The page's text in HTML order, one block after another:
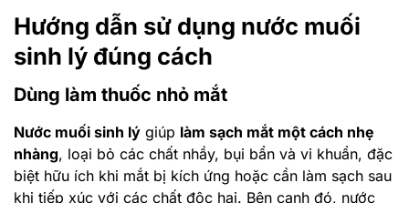
Hướng dẫn sử dụng nước muối
sinh lý đúng cách
Dùng làm thuốc nhỏ mắt
Nước muối sinh lý giúp làm sạch mắt một cách nhẹ
nhàng, loại bỏ các chất nhầy, bụi bẩn và vi khuẩn, đặc
biệt hữu ích khi mắt bị kích ứng hoặc cần làm sạch sau
khi tiếp xúc với các chất độc hại. Bên cạnh đó, nước